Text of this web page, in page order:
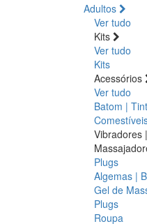
Adultos
Ver tudo
Kits
Ver tudo
Kits
Acessórios
Ver tudo
Batom |
Vibradores
Plugs
Algemas |
Gel de
Plugs
Roupa